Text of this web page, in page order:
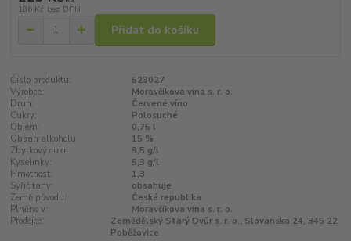
186 Kč bez DPH
Přidat do košíku
Číslo produktu:
523027
Výrobce:
Moravčíkova vína s. r. o.
Druh:
Červené víno
Cukry:
Polosuché
Objem:
0,75 l
Obsah alkoholu:
15 %
Zbytkový cukr:
9,5 g/l
Kyselinky:
5,3 g/l
Hmotnost:
1,3
Syřičitany:
obsahuje
Země původu:
Česká republika
Plněno v:
Moravčíkova vína s. r. o.
Prodejce:
Zemědělský Starý Dvůr s. r. o., Slovanská 24, 345 22
Poběžovice